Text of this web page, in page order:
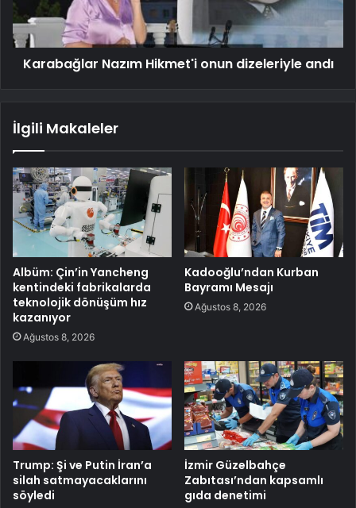
Karabağlar Nazım Hikmet'i onun dizeleriyle andı
İlgili Makaleler
Albüm: Çin’in Yancheng
kentindeki fabrikalarda
teknolojik dönüşüm hız
kazanıyor
Ağustos 8, 2026
Kadooğlu’ndan Kurban
Bayramı Mesajı
Ağustos 8, 2026
Trump: Şi ve Putin İran’a
silah satmayacaklarını
söyledi
İzmir Güzelbahçe
Zabıtası’ndan kapsamlı
gıda denetimi